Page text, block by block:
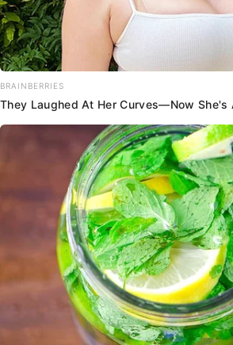
BRAINBERRIES
They Laughed At Her Curves—Now She's